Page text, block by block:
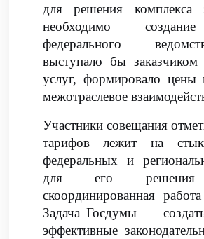
для решения
необходимо
федерального
выступало бы
услуг, формировало цены
межотраслевое
Участники совещания
тарифов лежит на
федеральных и
для его решения
скоординированная
Задача Госдумы —
эффективные